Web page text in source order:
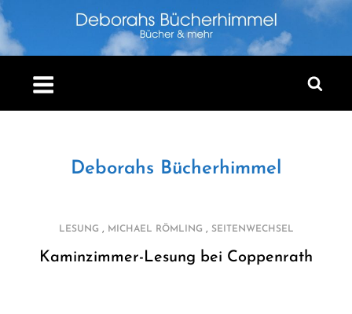
Skip
to
content
Deborahs Bücherhimmel
LESUNG , MICHAEL RÖMLING , SEITENWECHSEL
Kaminzimmer-Lesung bei Coppenrath